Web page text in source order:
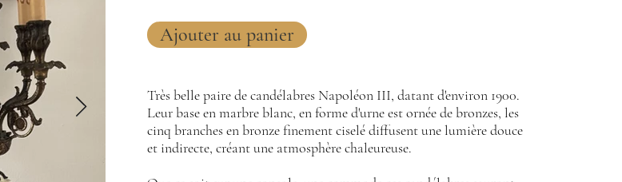
Ajouter au panier
Très belle paire de candélabres Napoléon III, datant d'environ 1900.
Leur base en marbre blanc, en forme d'urne est ornée de bronzes, les
cinq branches en bronze finement ciselé diffusent une lumière douce
et indirecte, créant une atmosphère chaleureuse.